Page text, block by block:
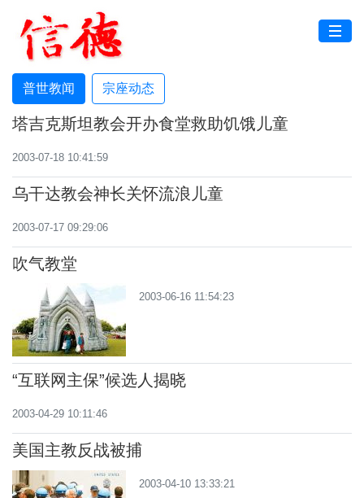
普世教闻 宗座动态
塔吉克斯坦教会开办食堂救助饥饿儿童
2003-07-18 10:41:59
乌干达教会神长关怀流浪儿童
2003-07-17 09:29:06
吹气教堂
2003-06-16 11:54:23
“互联网主保”候选人揭晓
2003-04-29 10:11:46
美国主教反战被捕
2003-04-10 13:33:21